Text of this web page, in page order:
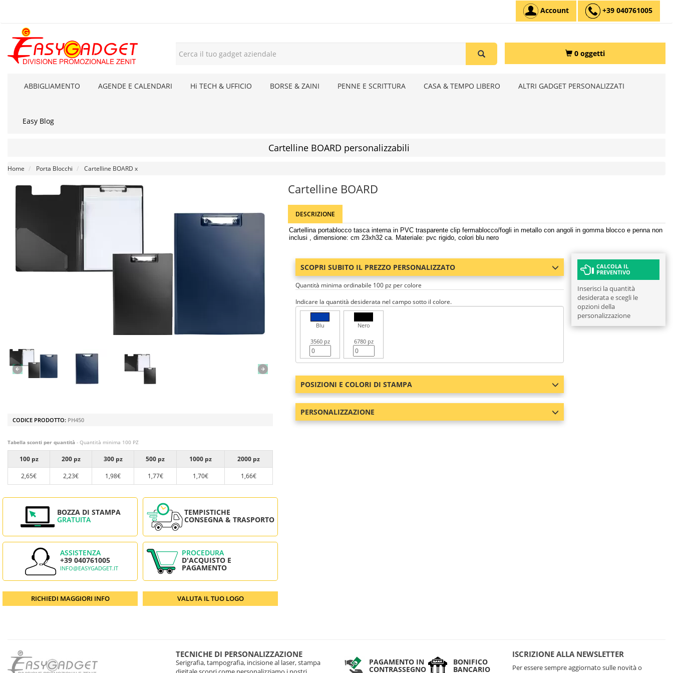
Account +39 040761005
0 oggetti
ABBIGLIAMENTO AGENDE E CALENDARI Hi TECH & UFFICIO BORSE & ZAINI PENNE E SCRITTURA CASA & TEMPO LIBERO ALTRI GADGET PERSONALIZZATI
Easy Blog
Cartelline BOARD personalizzabili
Home Porta Blocchi Cartelline BOARD x
CODICE PRODOTTO: PH450
Tabella sconti per quantità - Quantità minima 100 PZ
100 pz 200 pz 300 pz 500 pz 1000 pz
2000 pz
2,65€
2,23€ 1,98€ 1,77€ 1,70€ 1,66€
BOZZA DI STAMPA
GRATUITA
TEMPISTICHE
CONSEGNA & TRASPORTO
ASSISTENZA
+39 040761005
INFO@EASYGADGET.IT
PROCEDURA
D'ACQUISTO E
PAGAMENTO
RICHIEDI MAGGIORI INFO VALUTA IL TUO LOGO
Cartelline BOARD
DESCRIZIONE
Cartellina portablocco tasca interna in PVC trasparente clip fermablocco/fogli in metallo con angoli in gomma blocco e penna non
inclusi , dimensione: cm 23xh32 ca. Materiale: pvc rigido, colori blu nero
SCOPRI SUBITO IL PREZZO PERSONALIZZATO
Quantità minima ordinabile 100 pz per colore
Indicare la quantità desiderata nel campo sotto il colore.
Blu
3560 pz
Nero
6780 pz
POSIZIONI E COLORI DI STAMPA
PERSONALIZZAZIONE
CALCOLA IL
PREVENTIVO
Inserisci la quantità
desiderata e scegli le
opzioni della
personalizzazione
TECNICHE DI PERSONALIZZAZIONE
Serigrafia, tampografia, incisione al laser, stampa
PAGAMENTO IN
CONTRASSEGNO
BONIFICO
BANCARIO
ISCRIZIONE ALLA NEWSLETTER
Per essere sempre aggiornato sulle novità o